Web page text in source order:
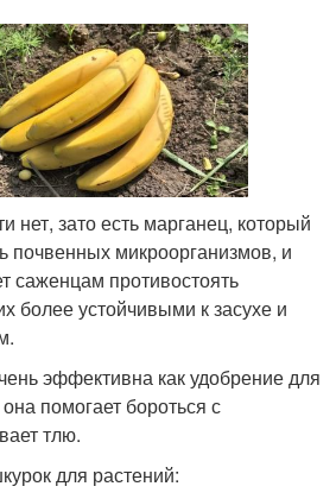
нет, зато есть марганец, который
почвенных микроорганизмов, и
саженцам противостоять
более устойчивыми к засухе и
эффективна как удобрение для
помогает бороться с
тлю.
для растений: